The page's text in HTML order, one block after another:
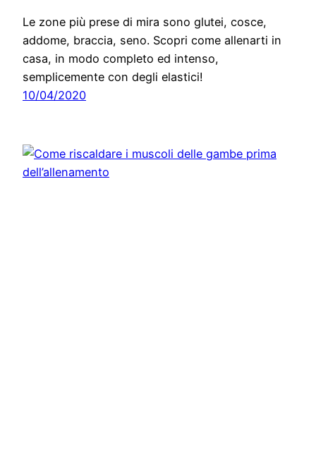
Le zone più prese di mira sono glutei, cosce,
addome, braccia, seno. Scopri come allenarti in
casa, in modo completo ed intenso,
semplicemente con degli elastici!
10/04/2020